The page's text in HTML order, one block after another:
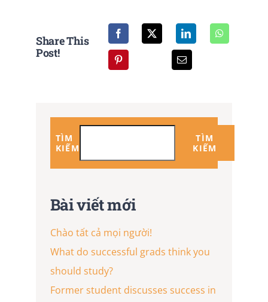
Share This
Post!
TÌM
KIẾM
TÌM
KIẾM
Bài viết mới
Chào tất cả mọi người!
What do successful grads think you
should study?
Former student discusses success in